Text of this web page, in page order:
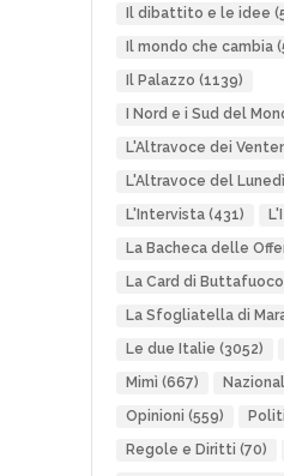
Il dibattito e le idee
Il mondo che cambia
Il Palazzo (1139)
I Nord e i Sud del
L'Altravoce dei
L'Altravoce del Lunedì
L'Intervista(431)
La Bacheca delle
La Card di Buttafuoco
La Sfogliatella di
Le due Italie (3052)
Mimì (667)
Opinioni (559)
Regole e Diritti (70)